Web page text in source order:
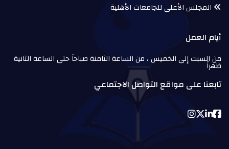
المجلس الأعلى للجامعات الأهلية
أيام العمل
من السبت إلى الخميس ، من الساعة الثامنة صباحاً حتى الساعة الثانية
ظهراً
تابعنا على مواقع التواصل الاجتماعي
Facebook
Linkedin
Twitter
Instagram